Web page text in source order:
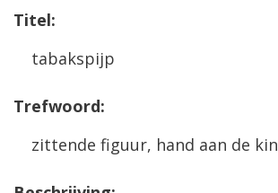
Titel:
tabakspijp
Trefwoord:
zittende figuur, hand aan de kin